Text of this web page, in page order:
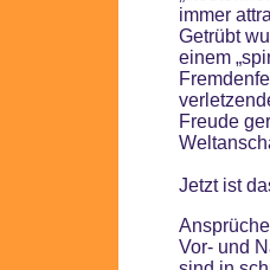
immer
Getrübt
einem
Freude
Jetzt ist
Vor- und